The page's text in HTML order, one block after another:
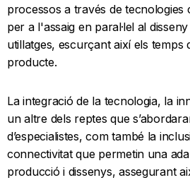
processos a través de tecnologies
per a l'assaig en paral·lel al
utillatges, escurçant així els temps
producte.
La integració de la tecnologia, la
un altre dels reptes que
d’especialistes, com també la
connectivitat que permetin una
producció i dissenys, assegurant